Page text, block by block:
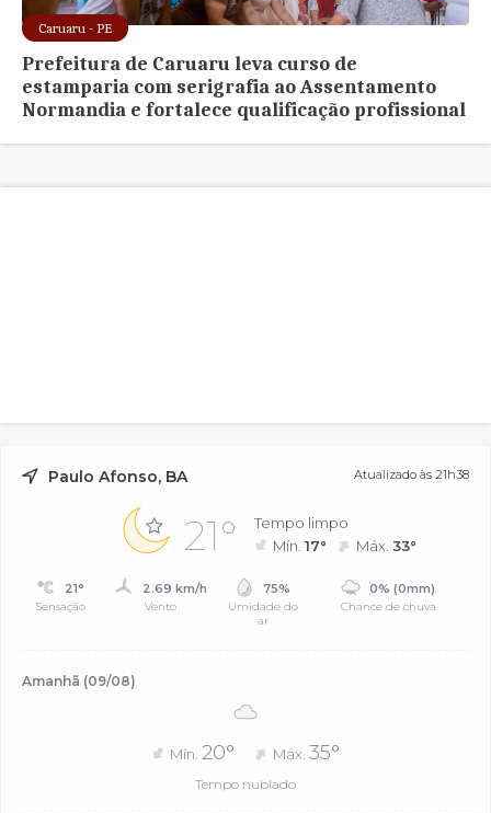
Caruaru - PE
Prefeitura de Caruaru leva curso de
estamparia com serigrafia ao Assentamento
Normandia e fortalece qualificação profissional
Paulo Afonso, BA Atualizado às 21h38
21°
Tempo limpo
Mín.17° Máx.33°
21°
Sensação
2.69 km/h
Vento
75%
Umidade do
ar
0% (0mm)
Chance de chuva
Amanhã (09/08)
Mín. 20° Máx. 35°
Tempo nublado